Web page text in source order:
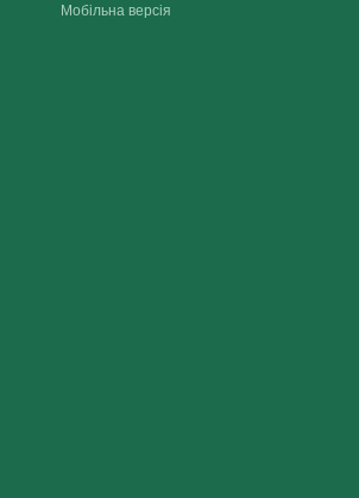
Мобільна версія